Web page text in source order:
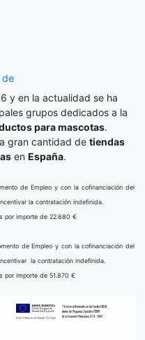
de
y en la actualidad se ha
grupos dedicados a la
para mascotas.
a gran cantidad de tiendas
en España.
de Empleo y con la cofinanciación del
la contratación indefinida.
por importe de 22.680 €
de Empleo y con la cofinanciación del
la contratación indefinida.
por importe de 51.870 €